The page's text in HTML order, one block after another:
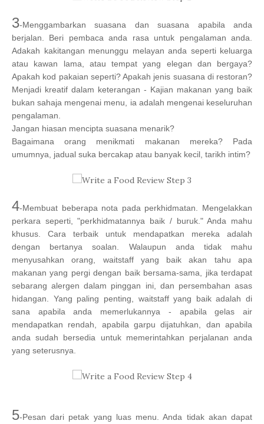
3-Menggambarkan suasana dan suasana apabila anda
berjalan. Beri pembaca anda rasa untuk pengalaman anda.
Adakah kakitangan menunggu melayan anda seperti keluarga
atau kawan lama, atau tempat yang elegan dan bergaya?
Apakah kod pakaian seperti? Apakah jenis suasana di restoran?
Menjadi kreatif dalam keterangan - Kajian makanan yang baik
bukan sahaja mengenai menu, ia adalah mengenai keseluruhan
pengalaman.
Jangan hiasan mencipta suasana menarik?
Bagaimana orang menikmati makanan mereka? Pada
umumnya, jadual suka bercakap atau banyak kecil, tarikh intim?
4-Membuat beberapa nota pada perkhidmatan. Mengelakkan
perkara seperti, "perkhidmatannya baik / buruk." Anda mahu
khusus. Cara terbaik untuk mendapatkan mereka adalah
dengan bertanya soalan. Walaupun anda tidak mahu
menyusahkan orang, waitstaff yang baik akan tahu apa
makanan yang pergi dengan baik bersama-sama, jika terdapat
sebarang alergen dalam pinggan ini, dan persembahan asas
hidangan. Yang paling penting, waitstaff yang baik adalah di
sana apabila anda memerlukannya - apabila gelas air
mendapatkan rendah, apabila garpu dijatuhkan, dan apabila
anda sudah bersedia untuk memerintahkan perjalanan anda
yang seterusnya.
5-Pesan dari petak yang luas menu. Anda tidak akan dapat